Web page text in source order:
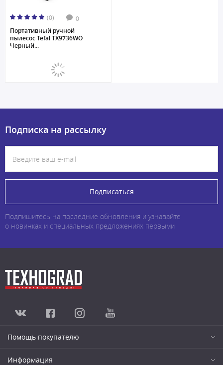
(0) 0
Портативный ручной
пылесос Tefal TX9736WO
Черный...
Подписка на рассылку
Подписаться
Подпишитесь на последние обновления и узнавайте
о новинках и специальных предложениях первыми
Помощь покупателю
Информация